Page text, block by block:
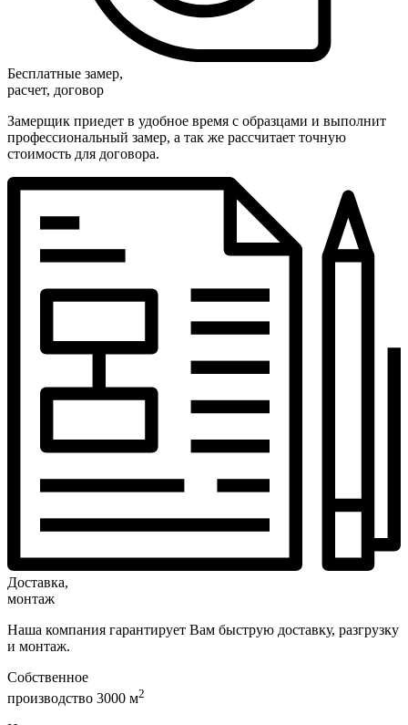
Бесплатные замер,
расчет, договор
Замерщик приедет в удобное время с образцами и выполнит
профессиональный замер, а так же рассчитает точную
стоимость для договора.
Доставка,
монтаж
Наша компания гарантирует Вам быструю доставку, разгрузку
и монтаж.
Собственное
производство 3000 м2